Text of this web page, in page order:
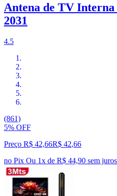
Antena de TV
2031
4.5
(861)
5% OFF
Preço R$ 42,66R$ 42,66
no Pix Ou 1x de R$ 44,90 sem juros